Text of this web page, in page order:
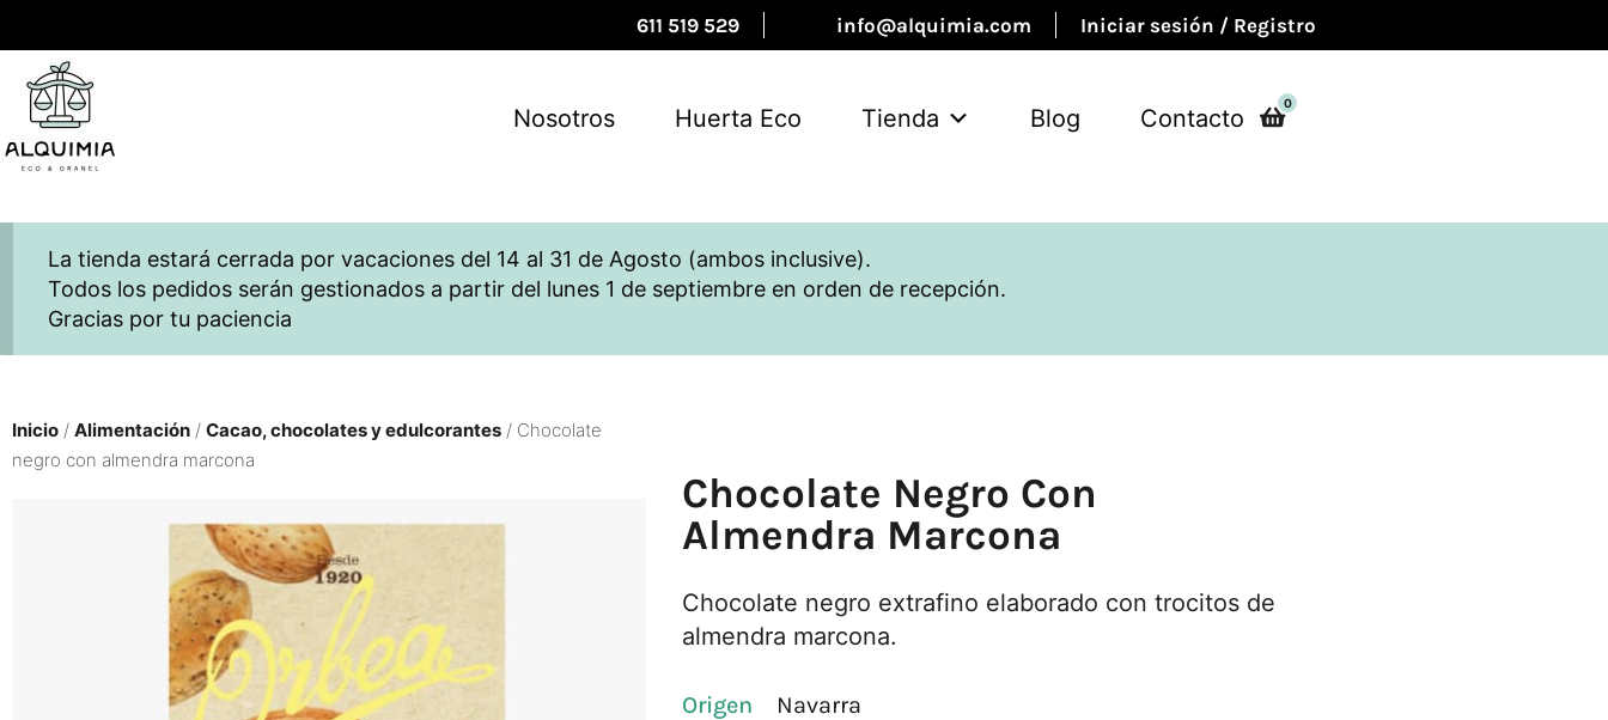
611 519 529 info@alquimia.com Iniciar sesión / Registro
Nosotros Huerta Eco Tienda Blog Contacto
0
La tienda estará cerrada por vacaciones del 14 al 31 de Agosto (ambos inclusive).
Todos los pedidos serán gestionados a partir del lunes 1 de septiembre en orden de recepción.
Gracias por tu paciencia
Inicio / Alimentación / Cacao, chocolates y edulcorantes / Chocolate
negro con almendra marcona
Chocolate Negro Con
Almendra Marcona
Chocolate negro extrafino elaborado con trocitos de
almendra marcona.
Origen
Navarra